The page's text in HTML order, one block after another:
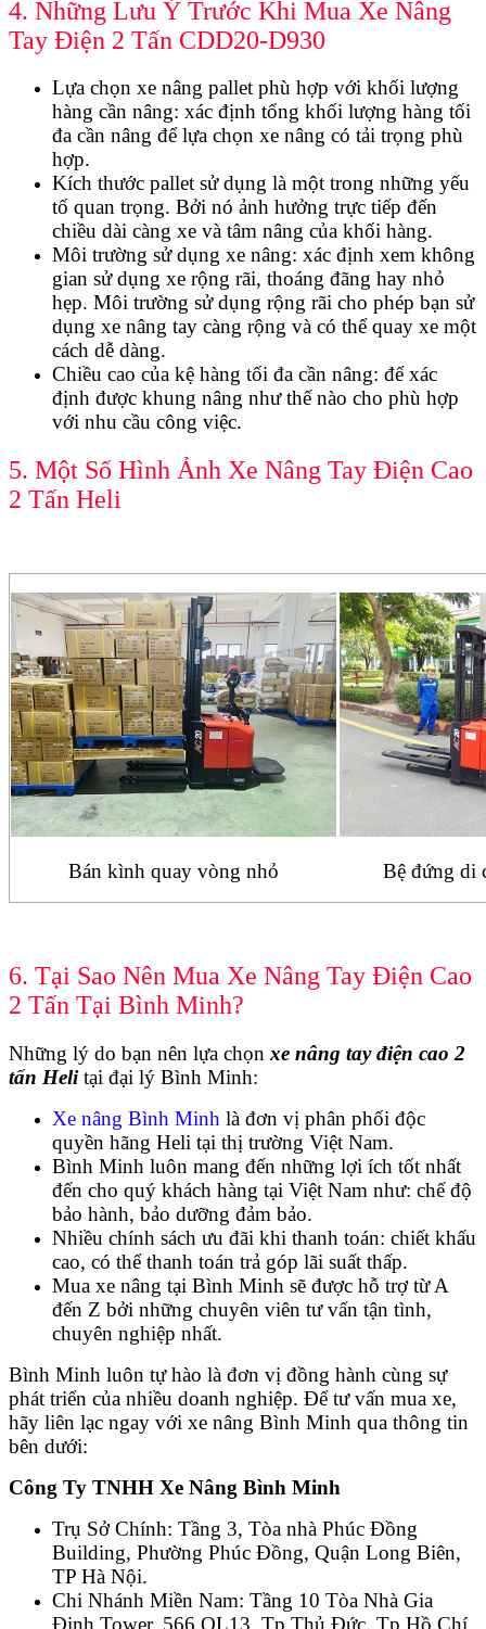
4. Những Lưu Ý Trước Khi Mua Xe Nâng
Tay Điện 2 Tấn CDD20-D930
Lựa chọn xe nâng pallet phù hợp với khối lượng
hàng cần nâng: xác định tổng khối lượng hàng tối
đa cần nâng để lựa chọn xe nâng có tải trọng phù
hợp.
Kích thước pallet sử dụng là một trong những yếu
tố quan trọng. Bởi nó ảnh hưởng trực tiếp đến
chiều dài càng xe và tâm nâng của khối hàng.
Môi trường sử dụng xe nâng: xác định xem không
gian sử dụng xe rộng rãi, thoáng đãng hay nhỏ
hẹp. Môi trường sử dụng rộng rãi cho phép bạn sử
dụng xe nâng tay càng rộng và có thể quay xe một
cách dễ dàng.
Chiều cao của kệ hàng tối đa cần nâng: để xác
định được khung nâng như thế nào cho phù hợp
với nhu cầu công việc.
5. Một Số Hình Ảnh Xe Nâng Tay Điện Cao
2 Tấn Heli
Bán kình quay vòng nhỏ Bệ đứng di
6. Tại Sao Nên Mua Xe Nâng Tay Điện Cao
2 Tấn Tại Bình Minh?
Những lý do bạn nên lựa chọn xe nâng tay điện cao 2
tấn Helitại đại lý Bình Minh:
Xe nâng Bình Minh là đơn vị phân phối độc
quyền hãng Heli tại thị trường Việt Nam.
Bình Minh luôn mang đến những lợi ích tốt nhất
đến cho quý khách hàng tại Việt Nam như: chế độ
bảo hành, bảo dưỡng đảm bảo.
Nhiều chính sách ưu đãi khi thanh toán: chiết khấu
cao, có thể thanh toán trả góp lãi suất thấp.
Mua xe nâng tại Bình Minh sẽ được hỗ trợ từ A
đến Z bởi những chuyên viên tư vấn tận tình,
chuyên nghiệp nhất.
Bình Minh luôn tự hào là đơn vị đồng hành cùng sự
phát triển của nhiều doanh nghiệp. Để tư vấn mua xe,
hãy liên lạc ngay với xe nâng Bình Minh qua thông tin
bên dưới:
Công Ty TNHH Xe Nâng Bình Minh
Trụ Sở Chính: Tầng 3, Tòa nhà Phúc Đồng
Building, Phường Phúc Đồng, Quận Long Biên,
TP Hà Nội.
Chi Nhánh Miền Nam: Tầng 10 Tòa Nhà Gia
Định Tower, 566 QL13, Tp Thủ Đức, Tp Hồ Chí